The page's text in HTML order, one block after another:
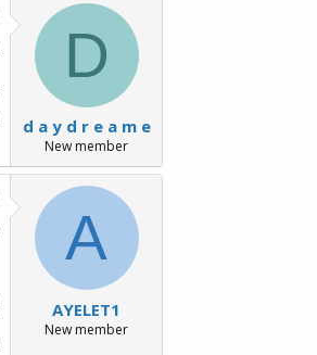
D
d a y d r e a m e
New member
A
AYELET1
New member